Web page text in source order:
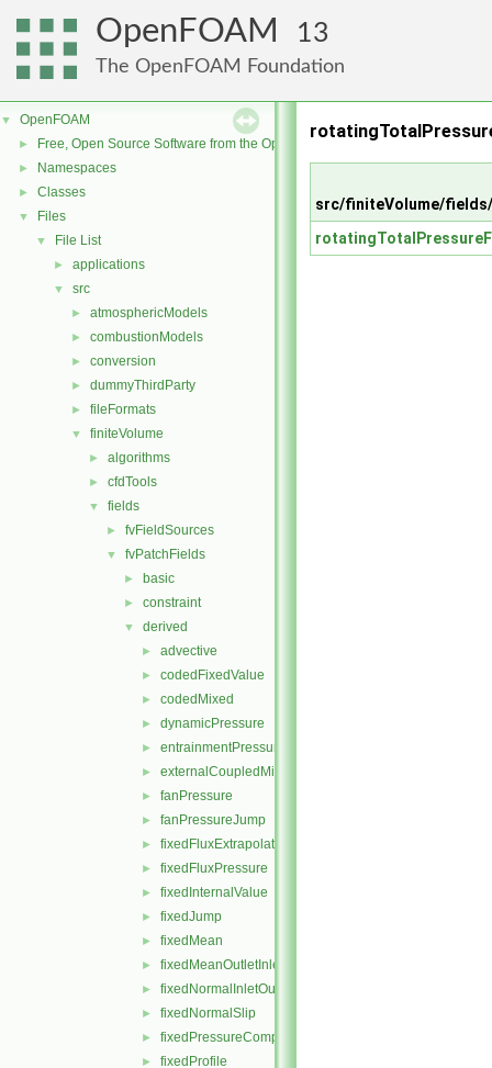
OpenFOAM 13
The OpenFOAM Foundation
▼ OpenFOAM
► Free, Open Source Software from the OpenFOAM Foundation
► Namespaces
► Classes
▼ Files
▼ File List
► applications
▼ src
► atmosphericModels
► combustionModels
► conversion
► dummyThirdParty
► fileFormats
▼ finiteVolume
► algorithms
► cfdTools
▼ fields
► fvFieldSources
▼ fvPatchFields
► basic
► constraint
▼ derived
► advective
► codedFixedValue
► codedMixed
► dynamicPressure
► entrainmentPressure
► externalCoupledMixed
► fanPressure
► fanPressureJump
► fixedFluxExtrapolatedPressure
► fixedFluxPressure
► fixedInternalValue
► fixedJump
► fixedMean
► fixedMeanOutletInlet
► fixedNormalInletOutletVelocity
► fixedNormalSlip
► fixedPressureCompressibleDensity
► fixedProfile
src/finiteVolume/